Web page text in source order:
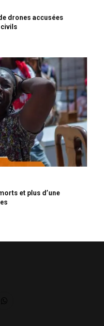
drones accusées
civils
et plus d’une